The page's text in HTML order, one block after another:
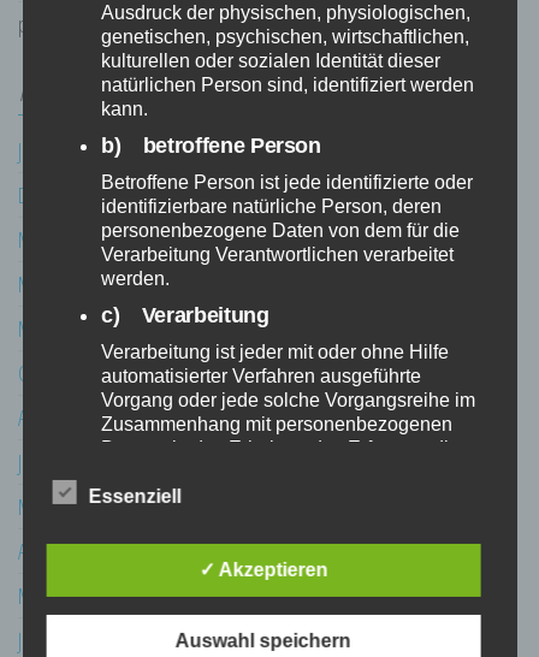
pulstar
Diverses
ARCHIV
Juli 2026
Dezember 2025
Mai 2024
März 2024
März 2021
Oktober 2020
August 2020
Juli 2020
Mai 2020
April 2020
März 2020
Januar 2020
Ausdruck der physischen, physiologischen,
genetischen, psychischen, wirtschaftlichen,
kulturellen oder sozialen Identität dieser
natürlichen Person sind, identifiziert werden
kann.
b) betroffene Person
Betroffene Person ist jede identifizierte oder
identifizierbare natürliche Person, deren
personenbezogene Daten von dem für die
Verarbeitung Verantwortlichen verarbeitet
werden.
c) Verarbeitung
Verarbeitung ist jeder mit oder ohne Hilfe
automatisierter Verfahren ausgeführte
Vorgang oder jede solche Vorgangsreihe im
Zusammenhang mit personenbezogenen
Daten wie das Erheben, das Erfassen, die
die Anpassung oder Veränderung, das
die Offenlegung durch Übermittlung,
Verbreitung oder eine andere Form der
Bereitstellung, den Abgleich oder die
Verknüpfung, die Einschränkung, das
Löschen oder die Vernichtung.
Essenziell
✓ Akzeptieren
Auswahl speichern